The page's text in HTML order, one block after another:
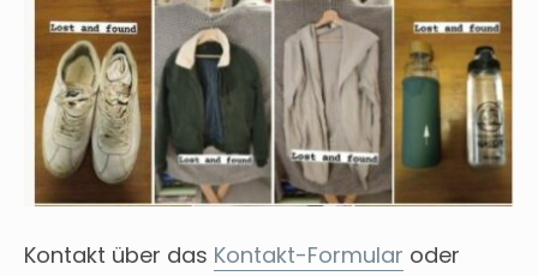
Kontakt über das Kontakt-Formular oder